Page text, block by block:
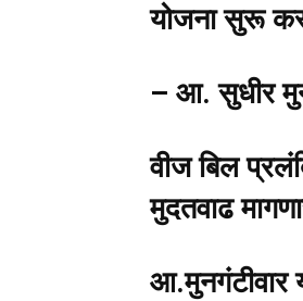
योजना सुरू
– आ. सुधीर
वीज बिल
मुदतवाढ
आ.मुनगंटीवार